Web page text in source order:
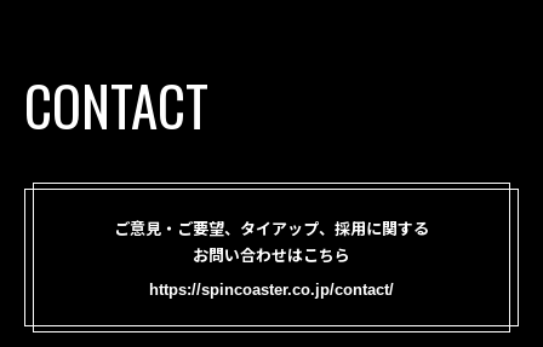
CONTACT
ご意見・ご要望、タイアップ、採用に関する
お問い合わせはこちら
https://spincoaster.co.jp/contact/